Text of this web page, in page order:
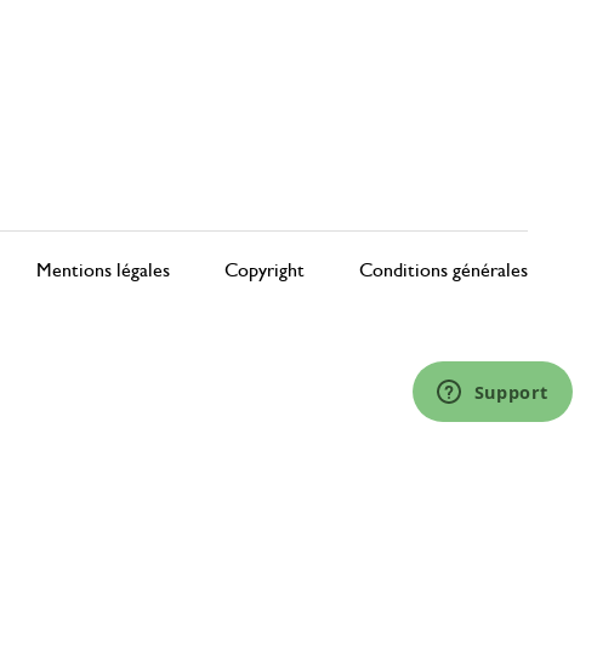
Mentions légales Copyright Conditions générales
Support